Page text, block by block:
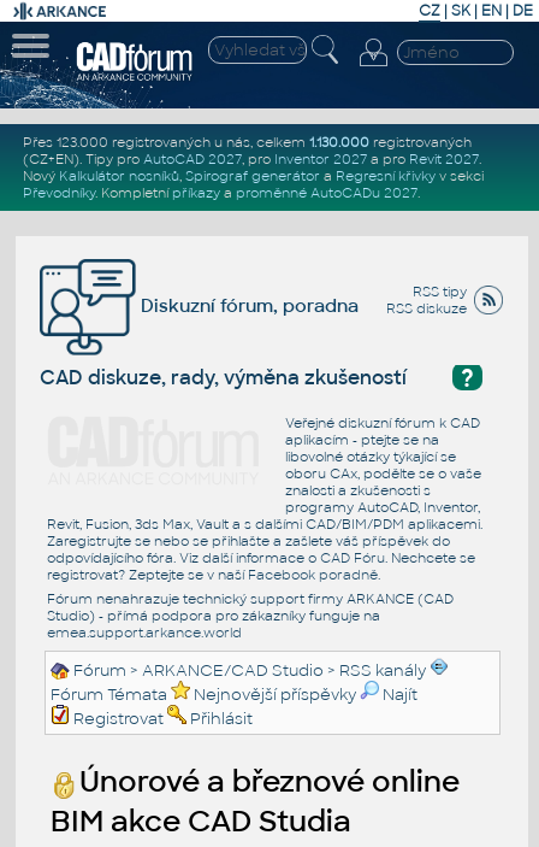
CZ | SK| EN | DE
Přes 123.000 registrovaných u nás, celkem 1.130.000registrovaných
(CZ+EN). Tipy pro AutoCAD 2027, pro Inventor 2027a pro Revit 2027.
Nový Kalkulátor nosníků, Spirograf generátor a Regresní křivkyv sekci
Převodníky. Kompletní příkazya proměnné AutoCADu 2027.
RSS tipy
RSS diskuze
Diskuzní fórum, poradna
?
CAD diskuze, rady, výměna zkušeností
Veřejné diskuzní fórum k CAD
aplikacím - ptejte se na
libovolné otázky týkající se
oboru CAx, podělte se o vaše
znalosti a zkušenosti s
programy AutoCAD, Inventor,
Revit, Fusion, 3ds Max, Vault a s dalšími CAD/BIM/PDM aplikacemi.
Zaregistrujte se nebo se přihlašte a zašlete váš příspěvek do
odpovídajícího fóra. Viz další informace o CAD Fóru. Nechcete se
registrovat? Zeptejte se v naší Facebook poradně.
Fórum nenahrazuje technický support firmy ARKANCE (CAD
Studio) - přímá podpora pro zákazníky funguje na
emea.support.arkance.world
Fórum >ARKANCE/CAD Studio > RSS kanály
Fórum Témata
Nejnovější příspěvky
Najít
Registrovat
Přihlásit
Únorové a březnové online
BIM akce CAD Studia